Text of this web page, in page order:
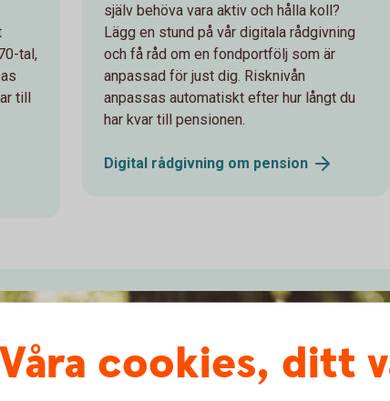
tal,
till
själv behöva vara aktiv och hålla koll?
Lägg en stund på vår digitala rådgivning
och få råd om en fondportfölj som är
anpassad för just dig. Risknivån
anpassas automatiskt efter hur långt du
har kvar till pensionen.
Digital rådgivning om pension
Våra cookies, ditt